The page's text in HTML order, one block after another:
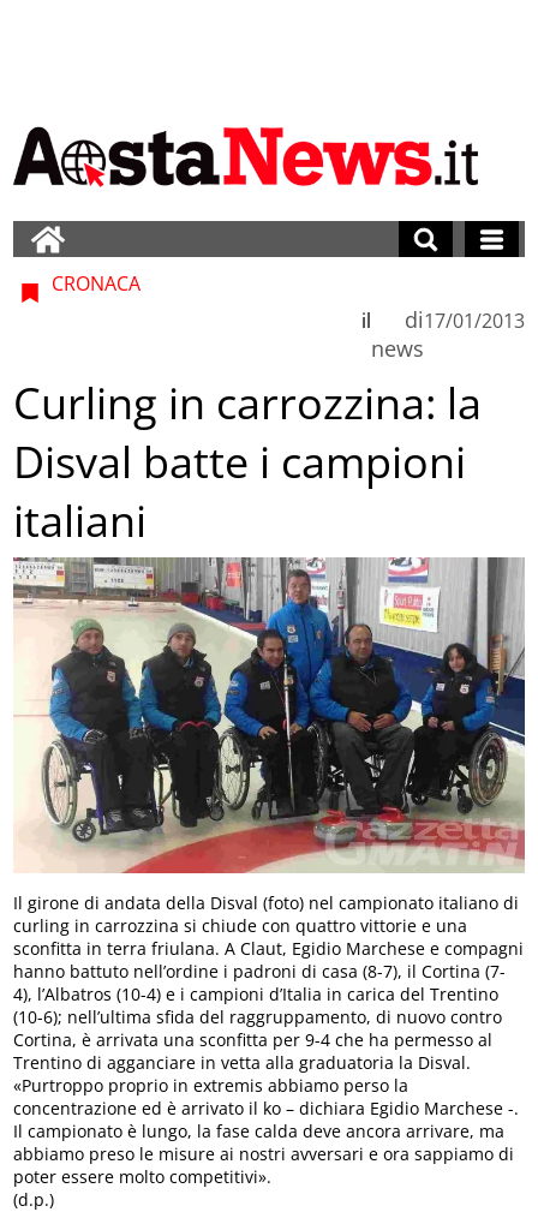
CRONACA
di
news
il 17/01/2013
Curling in carrozzina: la
Disval batte i campioni
italiani
Il girone di andata della Disval (foto) nel campionato italiano di
curling in carrozzina si chiude con quattro vittorie e una
sconfitta in terra friulana. A Claut, Egidio Marchese e compagni
hanno battuto nell’ordine i padroni di casa (8-7), il Cortina (7-
4), l’Albatros (10-4) e i campioni d’Italia in carica del Trentino
(10-6); nell’ultima sfida del raggruppamento, di nuovo contro
Cortina, è arrivata una sconfitta per 9-4 che ha permesso al
Trentino di agganciare in vetta alla graduatoria la Disval.
«Purtroppo proprio in extremis abbiamo perso la
concentrazione ed è arrivato il ko – dichiara Egidio Marchese -.
Il campionato è lungo, la fase calda deve ancora arrivare, ma
abbiamo preso le misure ai nostri avversari e ora sappiamo di
poter essere molto competitivi».
(d.p.)